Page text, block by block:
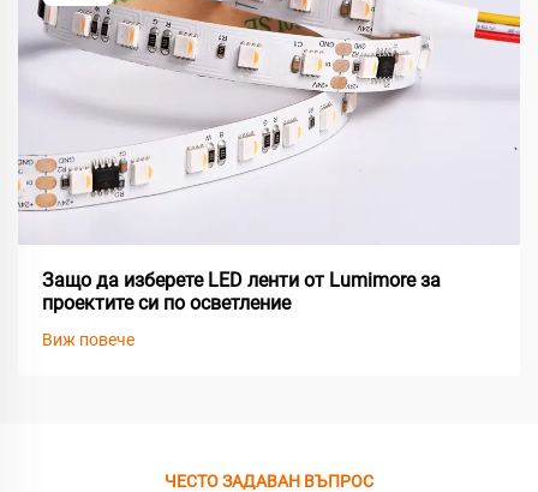
Защо да изберете LED ленти от Lumimore за
проектите си по осветление
Виж повече
ЧЕСТО ЗАДАВАН ВЪПРОС